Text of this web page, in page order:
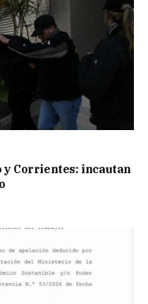
y Corrientes: incautan